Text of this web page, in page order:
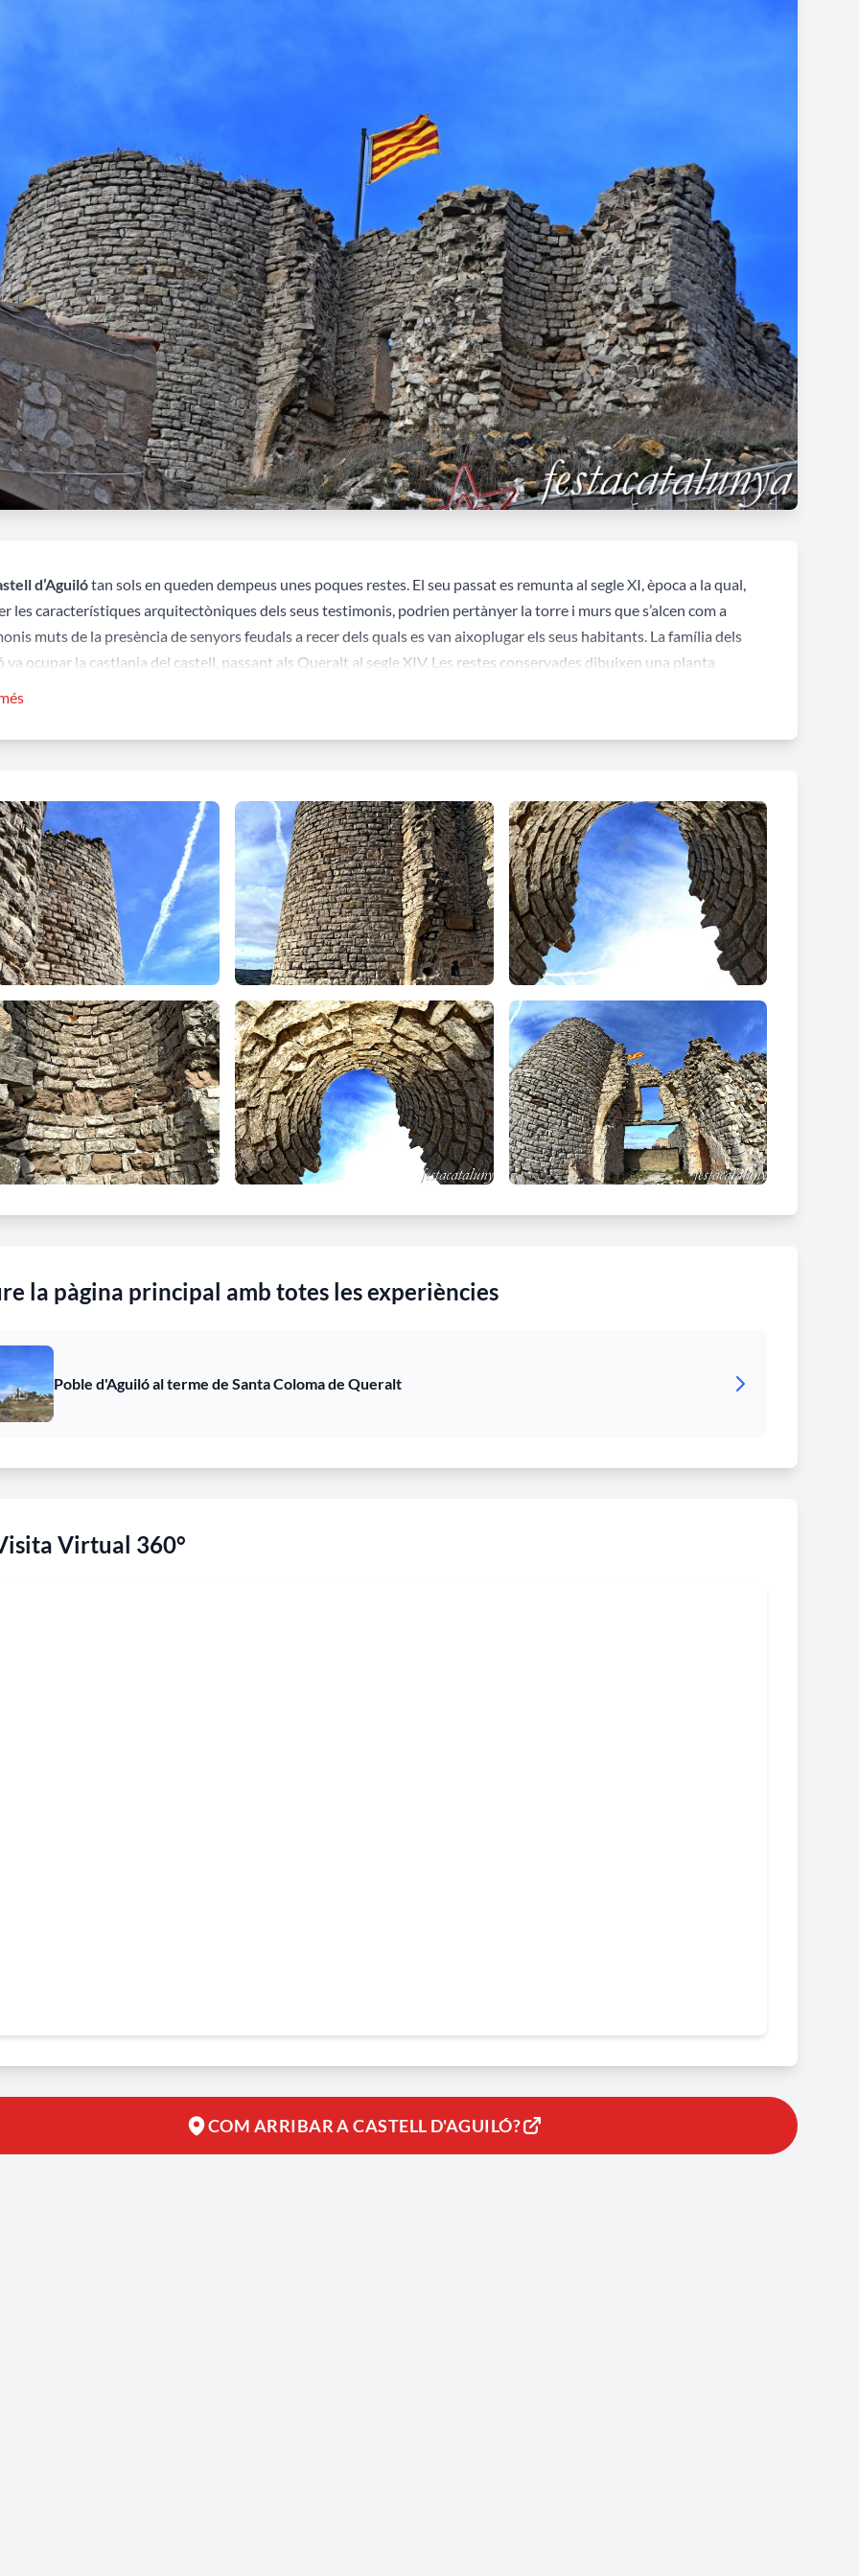
d’Aguilótan sols en queden dempeus unes poques restes. El seu passat es remunta al segle XI, època a la qual,
les característiques arquitectòniques dels seus testimonis, podrien pertànyer la torre i murs que s’alcen com a
muts de la presència de senyors feudals a recer dels quals es van aixoplugar els seus habitants. La família dels
va ocupar la castlania del castell, passant als Queralt al segle XIV. Les restes conservades dibuixen una planta
castell d'Aguiló es poden gaudir d'unes vistes panoràmiques realment excepcionals.
la pàgina principal amb totes les experiències
Poble d'Aguiló al terme de Santa Coloma de Queralt
Virtual 360°
COM ARRIBAR A CASTELL D'AGUILÓ?